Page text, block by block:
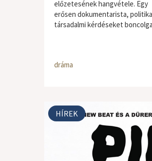
előzetesének hangvétele. Egy
erősen dokumentarista,
társadalmi kérdéseket
dráma
HÍREK